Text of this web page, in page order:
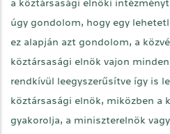
a köztársasági elnöki
úgy gondolom, hogy egy
ez alapján azt gondolom, a
köztársasági elnök vajon
rendkívül leegyszerűsítve így is
köztársasági elnök, miközben a
gyakorolja, a miniszterelnök